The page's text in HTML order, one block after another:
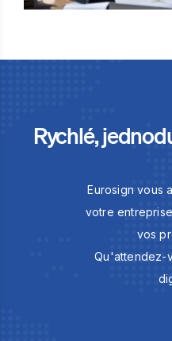
Rychlé,
Eurosign vous
votre
vos
Qu'attendez-